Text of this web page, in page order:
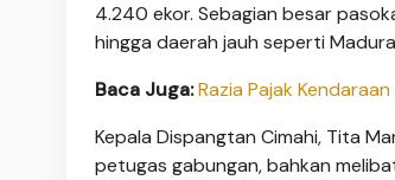
4.240 ekor. Sebagian besar
hingga daerah jauh seperti
Baca Juga:Razia Pajak
Kepala Dispangtan Cimahi, Tita
petugas gabungan, bahkan